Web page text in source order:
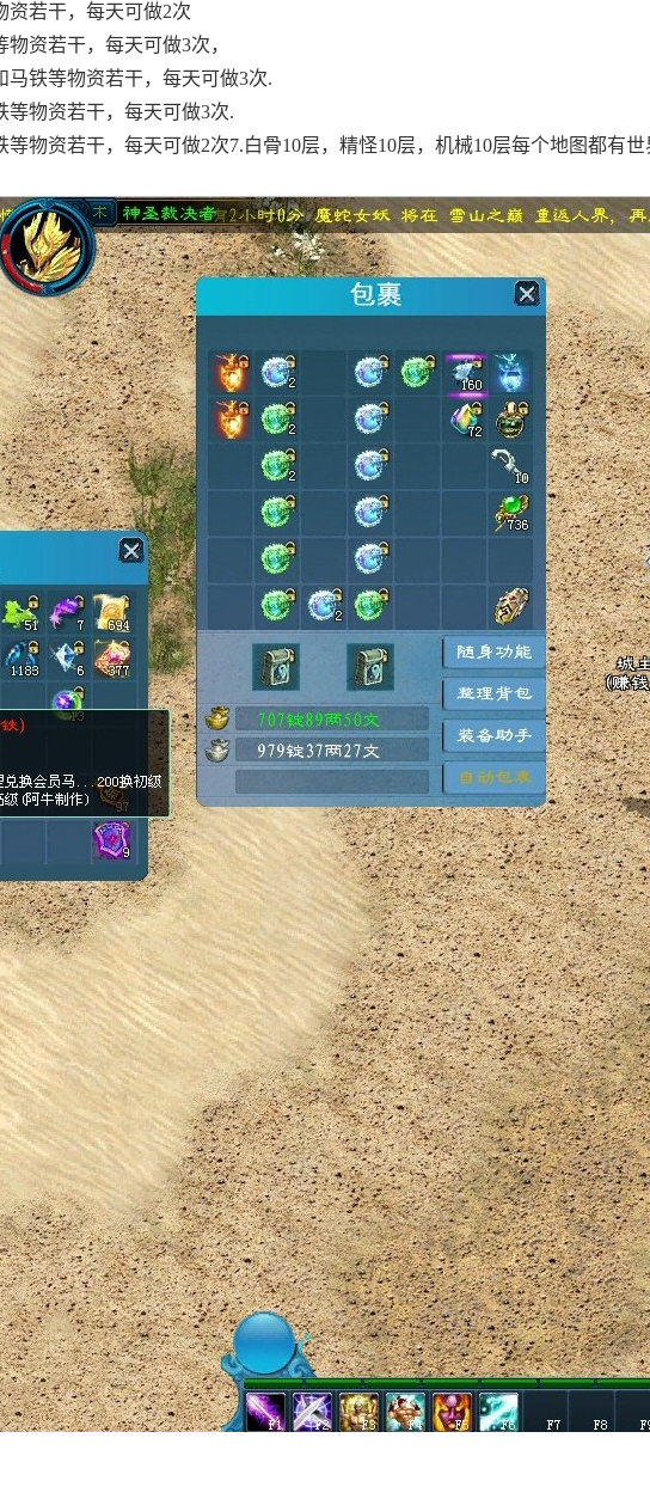
资若干，每天可做2次
资若干，每天可做3次，
马铁等物资若干，每天可做3次.
等物资若干，每天可做3次.
物资若干，每天可做2次7.白骨10层，精怪10层，机械10层每个地图都有世